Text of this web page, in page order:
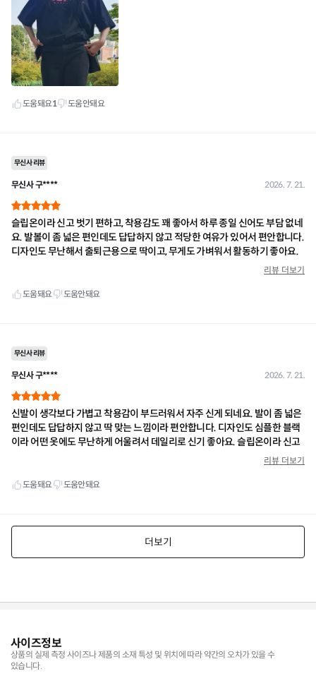
사이즈정보
상품의 실제 측정 사이즈나 제품의 소재 특성 및 위치에 따라 약간의 오차가 있을 수
있습니다.